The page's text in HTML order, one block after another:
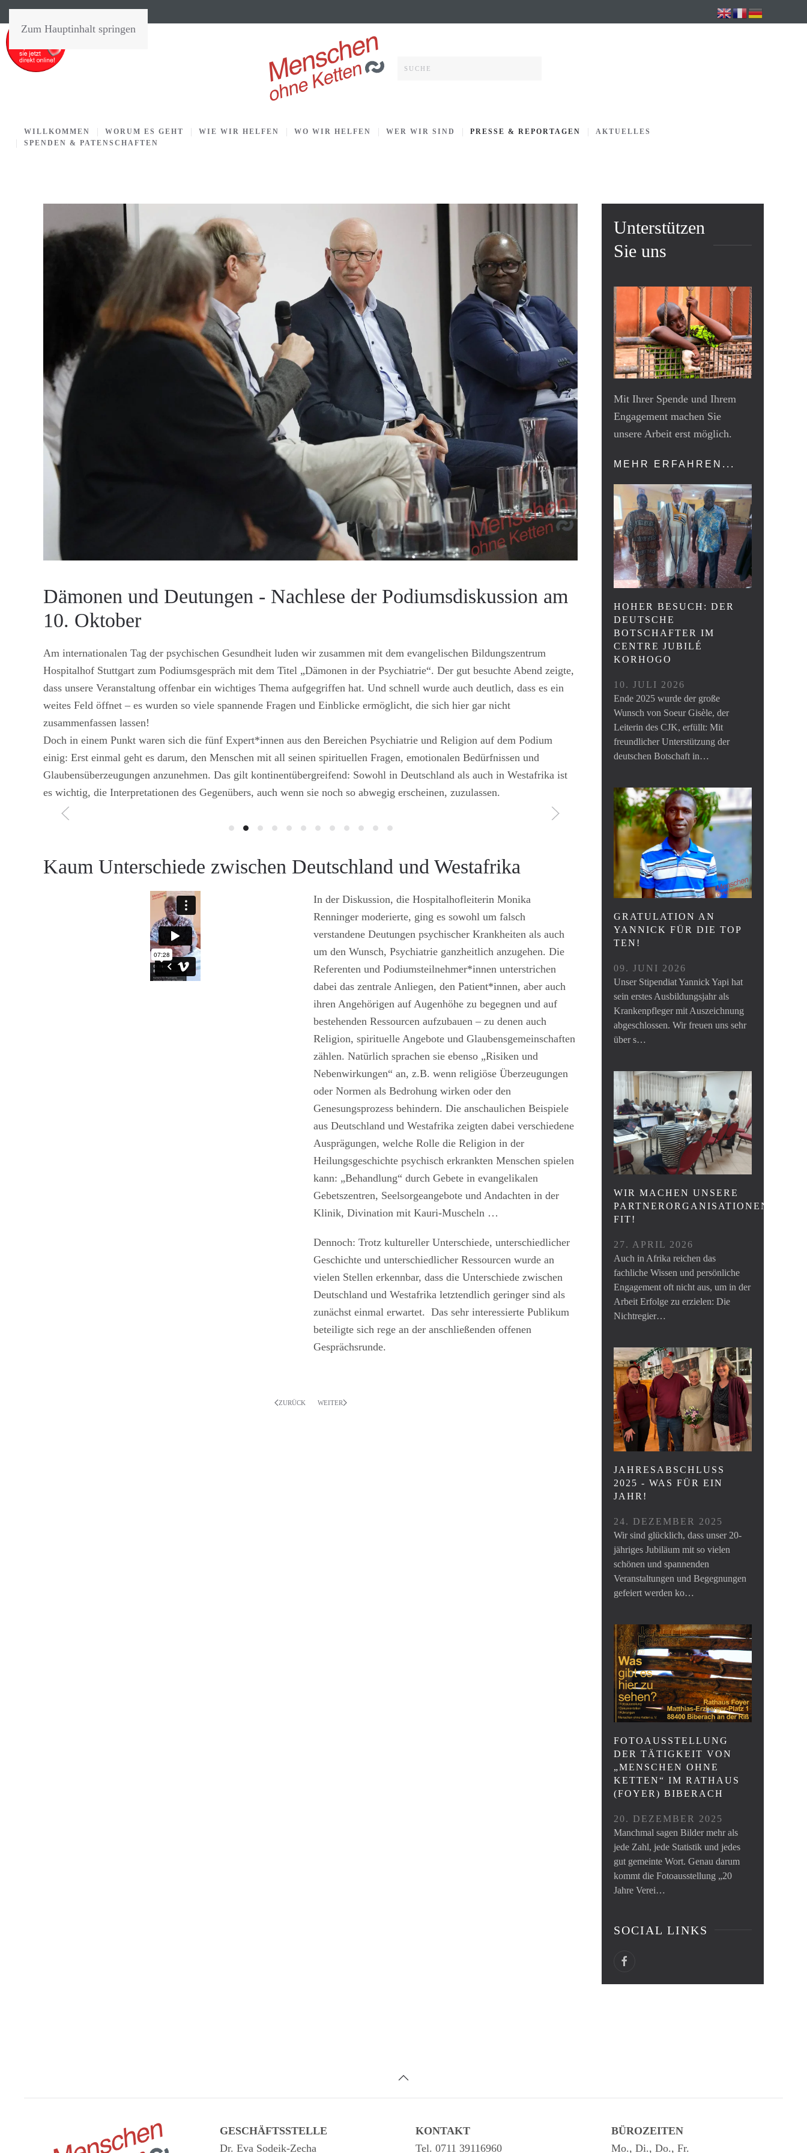
Zum Hauptinhalt springen
WILLKOMMEN WORUM ES GEHT WIE WIR HELFEN WO WIR HELFEN WER WIR SIND PRESSE & REPORTAGEN
AKTUELLES
SPENDEN & PATENSCHAFTEN
Dämonen und Deutungen - Nachlese der Podiumsdiskussion am
10. Oktober
Am internationalen Tag der psychischen Gesundheit luden wir zusammen mit dem evangelischen Bildungszentrum
Hospitalhof Stuttgart zum Podiumsgespräch mit dem Titel „Dämonen in der Psychiatrie“. Der gut besuchte Abend zeigte,
dass unsere Veranstaltung offenbar ein wichtiges Thema aufgegriffen hat. Und schnell wurde auch deutlich, dass es ein
weites Feld öffnet – es wurden so viele spannende Fragen und Einblicke ermöglicht, die sich hier gar nicht
zusammenfassen lassen!
Doch in einem Punkt waren sich die fünf Expert*innen aus den Bereichen Psychiatrie und Religion auf dem Podium
einig: Erst einmal geht es darum, den Menschen mit all seinen spirituellen Fragen, emotionalen Bedürfnissen und
Glaubensüberzeugungen anzunehmen. Das gilt kontinentübergreifend: Sowohl in Deutschland als auch in Westafrika ist
es wichtig, die Interpretationen des Gegenübers, auch wenn sie noch so abwegig erscheinen, zuzulassen.
Kaum Unterschiede zwischen Deutschland und Westafrika
In der Diskussion, die Hospitalhofleiterin Monika
Renninger moderierte, ging es sowohl um falsch
verstandene Deutungen psychischer Krankheiten als auch
um den Wunsch, Psychiatrie ganzheitlich anzugehen. Die
Referenten und Podiumsteilnehmer*innen unterstrichen
dabei das zentrale Anliegen, den Patient*innen, aber auch
ihren Angehörigen auf Augenhöhe zu begegnen und auf
bestehenden Ressourcen aufzubauen – zu denen auch
Religion, spirituelle Angebote und Glaubensgemeinschaften
zählen. Natürlich sprachen sie ebenso „Risiken und
Nebenwirkungen“ an, z.B. wenn religiöse Überzeugungen
oder Normen als Bedrohung wirken oder den
Genesungsprozess behindern. Die anschaulichen Beispiele
aus Deutschland und Westafrika zeigten dabei verschiedene
Ausprägungen, welche Rolle die Religion in der
Heilungsgeschichte psychisch erkrankten Menschen spielen
kann: „Behandlung“ durch Gebete in evangelikalen
Gebetszentren, Seelsorgeangebote und Andachten in der
Klinik, Divination mit Kauri-Muscheln …
Dennoch: Trotz kultureller Unterschiede, unterschiedlicher
Geschichte und unterschiedlicher Ressourcen wurde an
vielen Stellen erkennbar, dass die Unterschiede zwischen
Deutschland und Westafrika letztendlich geringer sind als
zunächst einmal erwartet. Das sehr interessierte Publikum
beteiligte sich rege an der anschließenden offenen
Gesprächsrunde.
ZURÜCK WEITER
Unterstützen
Sie uns
Mit Ihrer Spende und Ihrem
Engagement machen Sie
unsere Arbeit erst möglich.
MEHR ERFAHREN...
HOHER BESUCH: DER
DEUTSCHE
BOTSCHAFTER IM
CENTRE JUBILÉ
KORHOGO
10. JULI 2026
Ende 2025 wurde der große
Wunsch von Soeur Gisèle, der
Leiterin des CJK, erfüllt: Mit
freundlicher Unterstützung der
deutschen Botschaft in…
GRATULATION AN
YANNICK FÜR DIE TOP
TEN!
09. JUNI 2026
Unser Stipendiat Yannick Yapi hat
sein erstes Ausbildungsjahr als
Krankenpfleger mit Auszeichnung
abgeschlossen. Wir freuen uns sehr
über s…
WIR MACHEN UNSERE
PARTNERORGANISATIONEN
FIT!
27. APRIL 2026
Auch in Afrika reichen das
fachliche Wissen und persönliche
Engagement oft nicht aus, um in der
Arbeit Erfolge zu erzielen: Die
Nichtregier…
JAHRESABSCHLUSS
2025 - WAS FÜR EIN
JAHR!
24. DEZEMBER 2025
Wir sind glücklich, dass unser 20-
jähriges Jubiläum mit so vielen
schönen und spannenden
Veranstaltungen und Begegnungen
gefeiert werden ko…
FOTOAUSSTELLUNG
DER TÄTIGKEIT VON
„MENSCHEN OHNE
KETTEN“ IM RATHAUS
(FOYER) BIBERACH
20. DEZEMBER 2025
Manchmal sagen Bilder mehr als
jede Zahl, jede Statistik und jedes
gut gemeinte Wort. Genau darum
kommt die Fotoausstellung „20
Jahre Verei…
SOCIAL LINKS
GESCHÄFTSSTELLE
Dr. Eva Sodeik-Zecha
KONTAKT
Tel. 0711 39116960
BÜROZEITEN
Mo., Di., Do., Fr.